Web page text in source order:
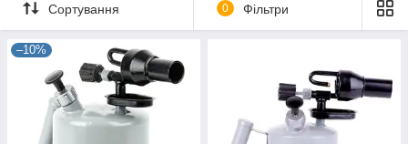
Сортування 0 Фільтри
–10%